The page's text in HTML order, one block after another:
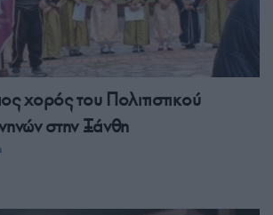
χορός του Πολιτιστικού
στην Ξάνθη